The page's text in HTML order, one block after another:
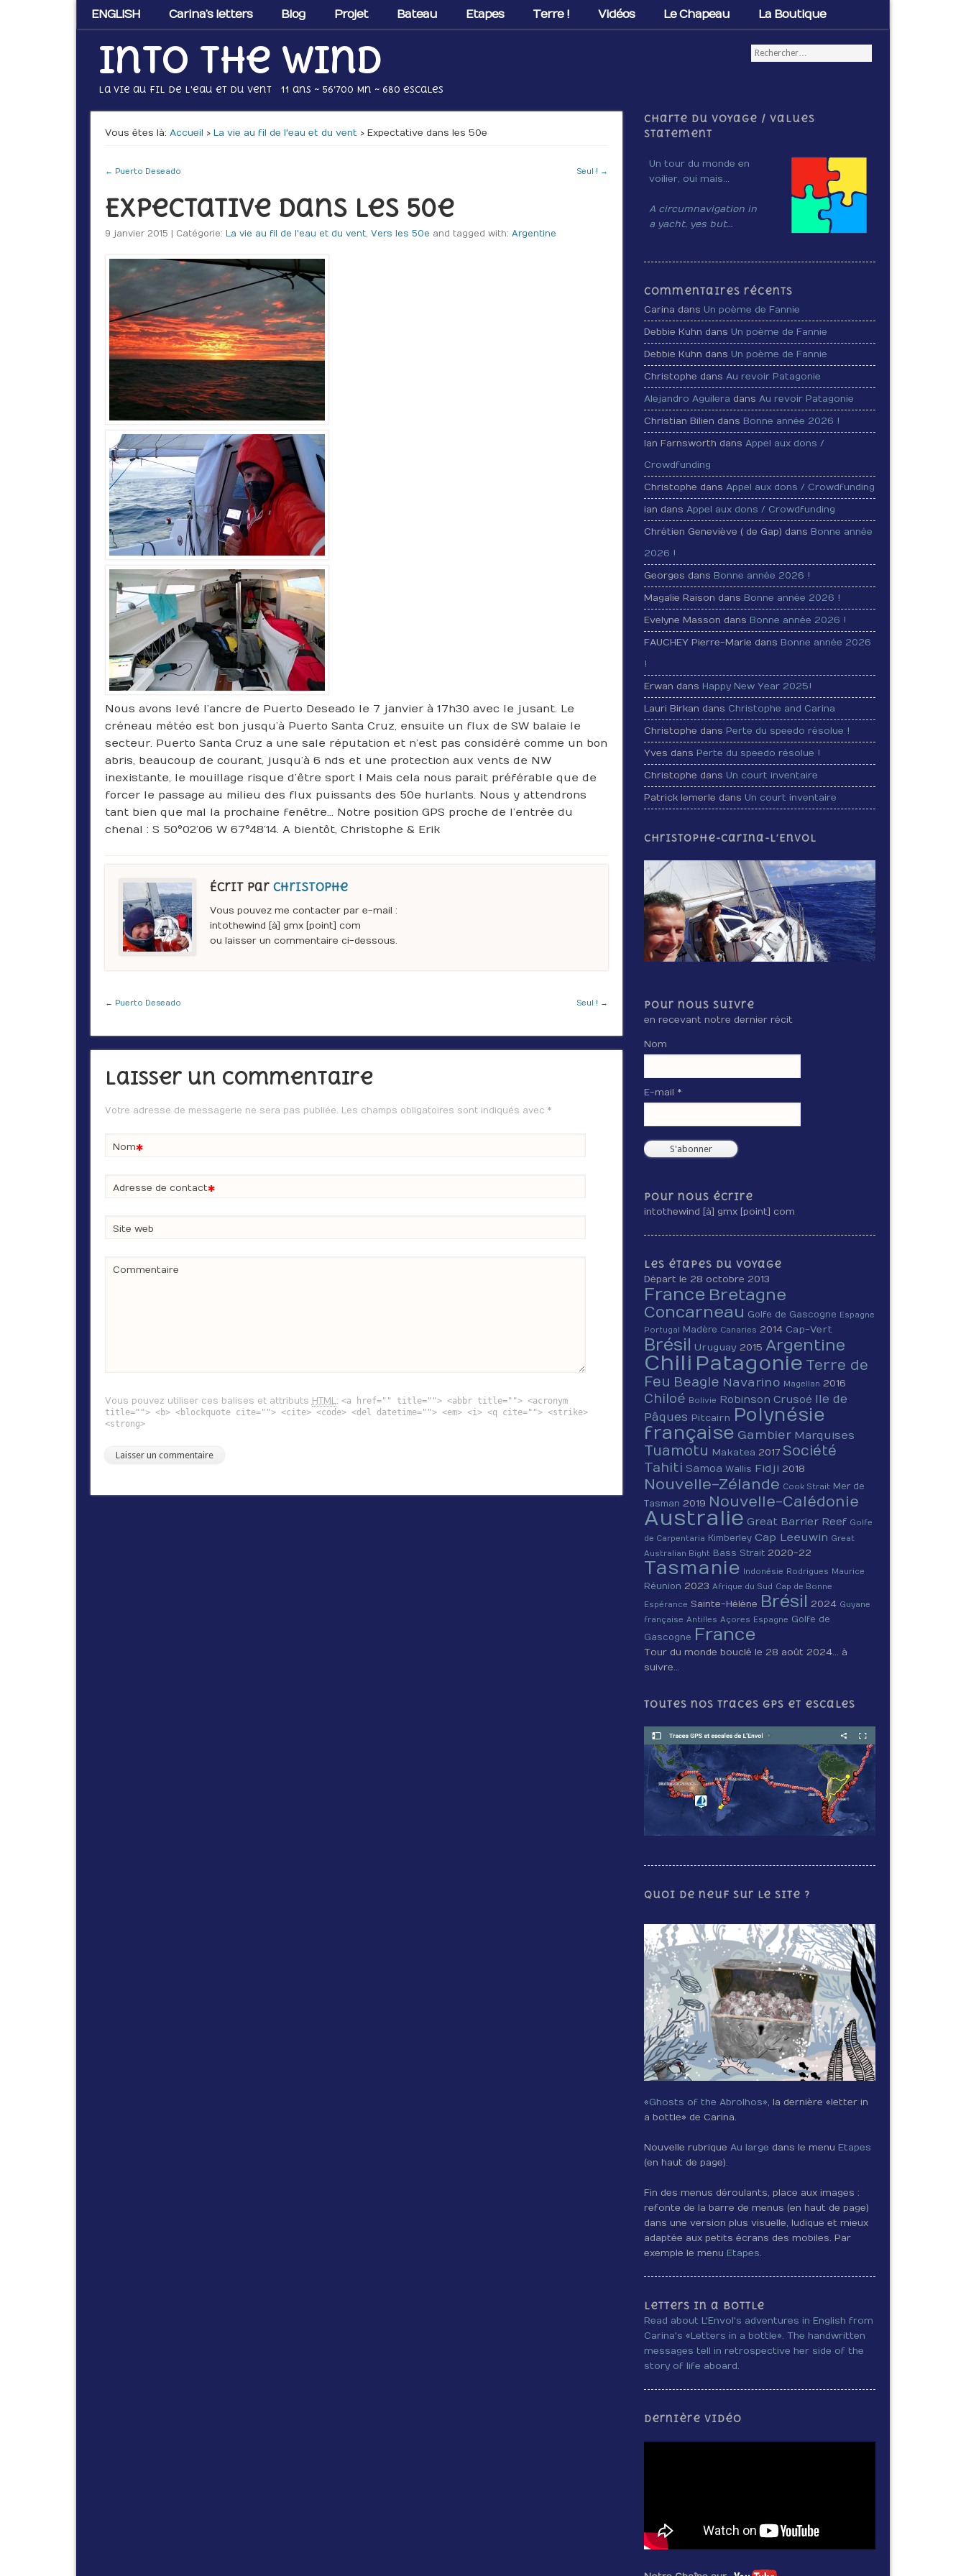
ENGLISH Carina’s letters Blog Projet Bateau Etapes Terre ! Vidéos Le Chapeau La Boutique
Into the wind
La vie au fil de l'eau et du vent 11 ans ~ 56’700 Mn ~ 680 escales
Vous êtes là : Accueil › La vie au fil de l'eau et du vent› Expectative dans les 50e
← Puerto Deseado Seul ! →
Expectative dans les 50e
9 janvier 2015 | Catégorie: La vie au fil de l'eau et du vent, Vers les 50e and tagged with: Argentine
Nous avons levé l’ancre de Puerto Deseado le 7 janvier à 17h30 avec le jusant. Le
créneau météo est bon jusqu’à Puerto Santa Cruz, ensuite un flux de SW balaie le
secteur. Puerto Santa Cruz a une sale réputation et n’est pas considéré comme un bon
abris, beaucoup de courant, jusqu’à 6 nds et une protection aux vents de NW
inexistante, le mouillage risque d’être sport ! Mais cela nous parait préférable que de
forcer le passage au milieu des flux puissants des 50e hurlants. Nous y attendrons
tant bien que mal la prochaine fenêtre… Notre position GPS proche de l’entrée du
chenal : S 50°02’06 W 67°48’14. A bientôt, Christophe & Erik
Écrit par Christophe
Vous pouvez me contacter par e-mail :
intothewind [à] gmx [point] com
ou laisser un commentaire ci-dessous.
← Puerto Deseado Seul ! →
Laisser un commentaire
Votre adresse de messagerie ne sera pas publiée. Les champs obligatoires sont indiqués avec *
Nom*
Adresse de contact*
Site web
Commentaire
Vous pouvez utiliser ces balises et attributs HTML: <a href="" title=""> <abbr title=""> <acronym
title=""> <b> <blockquote cite=""> <cite> <code> <del datetime=""> <em> <i> <q cite=""> <strike>
<strong>
Charte du voyage / Values
Statement
Un tour du monde en
voilier, oui mais…
A circumnavigation in
a yacht, yes but…
Commentaires récents
Carina dans Un poème de Fannie
Debbie Kuhn dans Un poème de Fannie
Debbie Kuhn dans Un poème de Fannie
Christophe dansAu revoir Patagonie
Alejandro Aguilera dansAu revoir Patagonie
Christian Bilien dans Bonne année 2026 !
Ian Farnsworth dansAppel aux dons /
Crowdfunding
Christophe dansAppel aux dons / Crowdfunding
ian dansAppel aux dons / Crowdfunding
Chrétien Geneviève ( de Gap) dans Bonne année
2026 !
Georges dans Bonne année 2026 !
Magalie Raison dans Bonne année 2026 !
Evelyne Masson dans Bonne année 2026 !
FAUCHEY Pierre-Marie dans Bonne année 2026
!
Erwan dans Happy New Year 2025!
Lauri Birkan dans Christophe and Carina
Christophe dans Perte du speedo résolue !
Yves dans Perte du speedo résolue !
Christophe dans Un court inventaire
Patrick lemerle dans Un court inventaire
Christophe-Carina-L’Envol
Pour nous suivre
en recevant notre dernier récit
Nom
E-mail *
Pour nous écrire
intothewind [à] gmx [point] com
Les étapes du voyage
Départ le 28 octobre 2013
France Bretagne
Concarneau Golfe de Gascogne Espagne
Portugal Madère Canaries 2014 Cap-Vert
Brésil Uruguay 2015Argentine
Chili Patagonie Terre de
Feu Beagle Navarino Magellan 2016
Chiloé Bolivie Robinson Crusoé Ile de
Pâques Pitcairn Polynésie
française Gambier Marquises
Tuamotu Makatea 2017Société
Tahiti Samoa Wallis Fidji 2018
Nouvelle-Zélande Cook Strait Mer de
Tasman 2019 Nouvelle-Calédonie
Australie Great Barrier Reef Golfe
de Carpentaria Kimberley Cap Leeuwin Great
Australian Bight Bass Strait 2020-22
Tasmanie Indonésie Rodrigues Maurice
Réunion 2023Afrique du Sud Cap de Bonne
Espérance Sainte-Hélène Brésil 2024 Guyane
française Antilles Açores Espagne Golfe de
Gascogne France
Tour du monde bouclé le 28 août 2024… à
suivre…
Toutes nos traces GPS et escales
Quoi de neuf sur le site ?
«Ghosts of the Abrolhos», la dernière «letter in
a bottle» de Carina.
Nouvelle rubriqueAu large dans le menu Etapes
(en haut de page).
Fin des menus déroulants, place aux images :
refonte de la barre de menus (en haut de page)
dans une version plus visuelle, ludique et mieux
adaptée aux petits écrans des mobiles. Par
exemple le menu Etapes.
Letters in a bottle
Read about L'Envol's adventures in English from
Carina's «Letters in a bottle». The handwritten
messages tell in retrospective her side of the
story of life aboard.
Dernière vidéo